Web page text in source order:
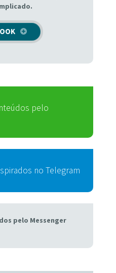
pelo
no Telegram
pelo Messenger